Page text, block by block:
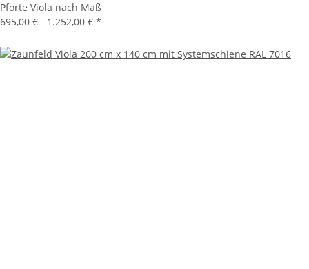
Pforte Viola nach Maß
695,00 € - 1.252,00 € *